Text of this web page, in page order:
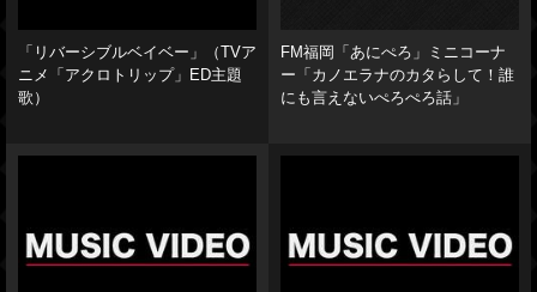
「リバーシブルベイベー」（TVア
ニメ「アクロトリップ」ED主題
歌）
FM福岡「あにぺろ」ミニコーナ
ー「カノエラナのカタらして！誰
にも言えないぺろぺろ話」